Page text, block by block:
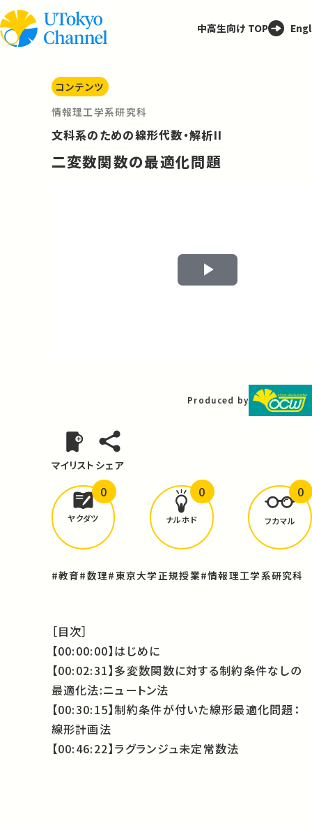
中高生向け TOP
コンテンツ
情報理工学系研究科
文科系のための線形代数・解析II
二変数関数の最適化問題
Play
Produced by
マイリスト シェア
どんな学びがありましたか？
ヤクダツ
0
ナルホド
0
フカマル
0
#教育#数理#東京大学正規授業#情報理工学系研究科
［目次］
【00:00:00】はじめに
【00:02:31】多変数関数に対する制約条件なしの
最適化法:ニュートン法
【00:30:15】制約条件が付いた線形最適化問題：
線形計画法
【00:46:22】ラグランジュ未定常数法